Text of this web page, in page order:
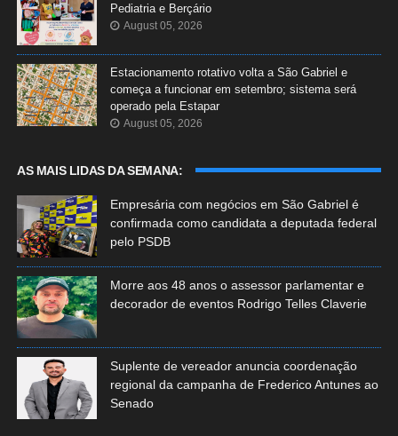
Pediatria e Berçário
August 05, 2026
Estacionamento rotativo volta a São Gabriel e
começa a funcionar em setembro; sistema será
operado pela Estapar
August 05, 2026
AS MAIS LIDAS DA SEMANA:
Empresária com negócios em São Gabriel é
confirmada como candidata a deputada federal
pelo PSDB
Morre aos 48 anos o assessor parlamentar e
decorador de eventos Rodrigo Telles Claverie
Suplente de vereador anuncia coordenação
regional da campanha de Frederico Antunes ao
Senado